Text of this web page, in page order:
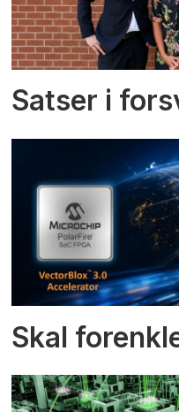
Satser i
Skal